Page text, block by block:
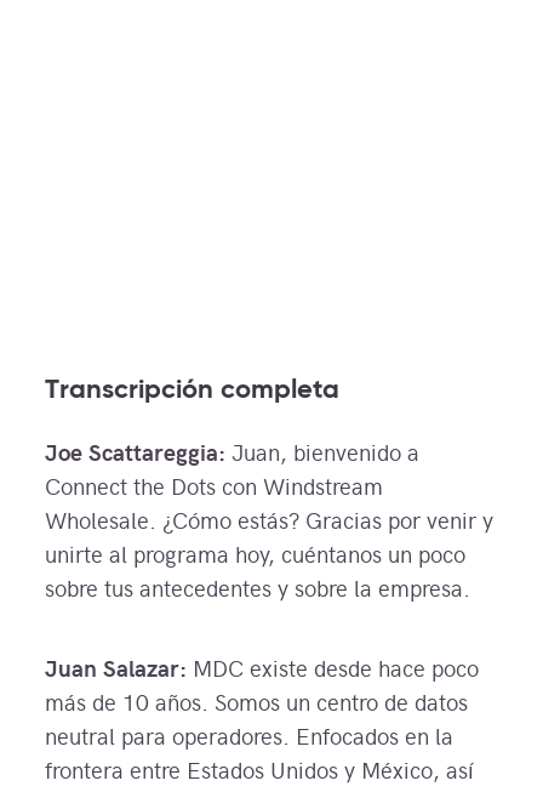
Transcripción completa
Joe Scattareggia:Juan, bienvenido a
Connect the Dots con Windstream
Wholesale. ¿Cómo estás? Gracias por venir y
unirte al programa hoy, cuéntanos un poco
sobre tus antecedentes y sobre la empresa.
Juan Salazar: MDC existe desde hace poco
más de 10 años. Somos un centro de datos
neutral para operadores. Enfocados en la
frontera entre Estados Unidos y México, así